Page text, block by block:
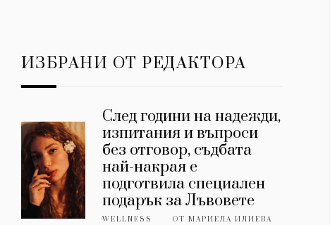
ИЗБРАНИ ОТ РЕДАКТОРА
След години на надежди,
изпитания и въпроси
без отговор, съдбата
най-накрая е
подготвила специален
подарък за Лъвовете
WELLNESS ОТМАРИЕЛА ИЛИЕВА